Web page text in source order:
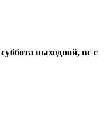
выходной, вс с